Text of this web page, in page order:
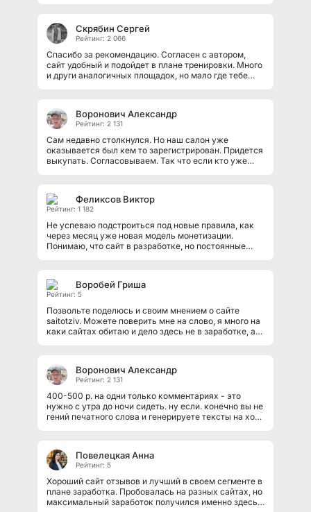
Скрябин Сергей
Рейтинг: 2 066
Спасибо за рекомендацию. Согласен с автором,
сайт удобный и подойдет в плане тренировки. Много
и други аналогичных площадок, но мало где тебе
Воронович Александр
Рейтинг: 2 131
Сам недавно столкнулся. Но наш салон уже
оказывается был кем то зарегистрирован. Придется
выкупать. Согласовываем. Так что если кто уже
Феликсов Виктор
Рейтинг: 1 182
Не успеваю подстроиться под новые правила, как
через месяц уже новая модель монетизации.
Понимаю, что сайт в разработке, но постоянные
Воробей Гриша
Рейтинг: 5
Позвольте поделюсь и своим мнением о сайте
saitotziv. Можете поверить мне на слово, я много на
каки сайтах обитаю и дело здесь не в заработке, а
Воронович Александр
Рейтинг: 2 131
400-500 р. на одни только комментариях - это
нужно с утра до ночи сидеть. ну если. конечно вы не
гений печатного слова и генерируете тексты на ходу
Повелецкая Анна
Рейтинг: 5
Хороший сайт отзывов и лучший в своем сегменте в
плане заработка. Пробовалась на разных сайтах, но
максимальный заработок получился именно здесь.